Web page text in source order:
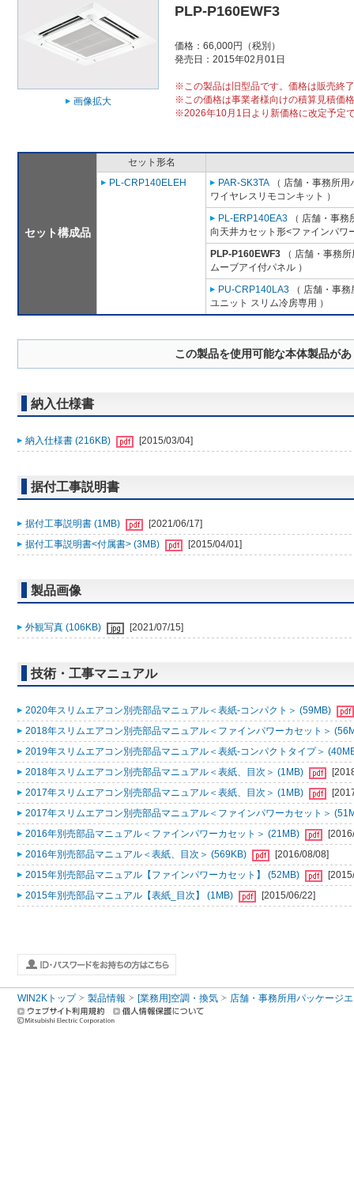
画像拡大
PLP-P160EWF3
価格：66,000円（税別）
発売日：2015年02月01日
※この製品は旧型品です。価格は販売終
※この価格は事業者様向けの積算見積価
※2026年10月1日より新価格に改定予定
セット構成品
セット形名
PL-CRP140ELEH
PAR-SK3TA （ 店舗・事務所
ワイヤレスリモコンキット ）
PL-ERP140EA3 （ 店舗・事
向天井カセット形<ファインパワ
PLP-P160EWF3 （ 店舗・事務
ムーブアイ付パネル ）
PU-CRP140LA3 （ 店舗・事
ユニット スリム冷房専用 ）
この製品を使用可能な本体製品が
納入仕様書
納入仕様書 (216KB) [2015/03/04]
据付工事説明書
据付工事説明書 (1MB)
[2021/06/17]
据付工事説明書<付属書> (3MB)
[2015/04/01]
製品画像
外観写真 (106KB) [2021/07/15]
技術・工事マニュアル
2020年スリムエアコン別売部品マニュアル＜表紙-コンパクト＞ (59MB)
2018年スリムエアコン別売部品マニュアル＜ファインパワーカセット＞
2019年スリムエアコン別売部品マニュアル＜表紙-コンパクトタイプ＞
2018年スリムエアコン別売部品マニュアル＜表紙、目次＞ (1MB)
2017年スリムエアコン別売部品マニュアル＜表紙、目次＞ (1MB)
2017年スリムエアコン別売部品マニュアル＜ファインパワーカセット＞
2016年別売部品マニュアル＜ファインパワーカセット＞ (21MB)
2016年別売部品マニュアル＜表紙、目次＞ (569KB)
[2016/08/08]
2015年別売部品マニュアル【ファインパワーカセット】 (52MB)
2015年別売部品マニュアル【表紙_目次】 (1MB)
[2015/06/22]
WIN2Kトップ 製品情報 [業務用]空調・換気 店舗・事務所用パッケージ